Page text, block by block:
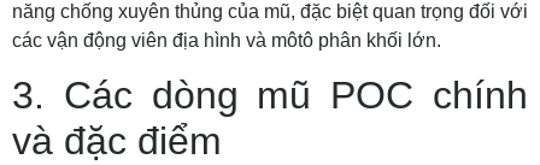
năng chống xuyên thủng của mũ, đặc biệt quan trọng đối với
các vận động viên địa hình và môtô phân khối lớn.
3. Các dòng mũ POC chính
và đặc điểm